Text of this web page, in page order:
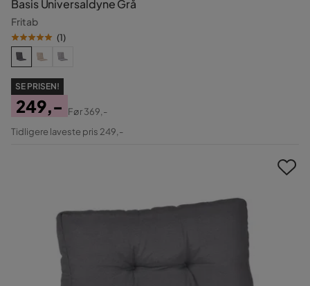
Basis Universaldyne Grå
Fritab
(1)
SE PRISEN!
Pris
249,-
Original
Før369,-
Tidligere laveste pris 249,-